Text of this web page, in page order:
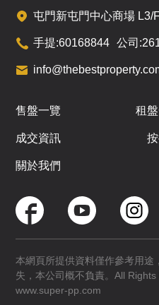
屯門新屯門中心商場 L3/
手提:60168844 公司:
售盤一覽 租
成交資訊
關於我們
本網頁所提供資料僅作參考用途
失，本公司概不負責。All
www.super-pp.com